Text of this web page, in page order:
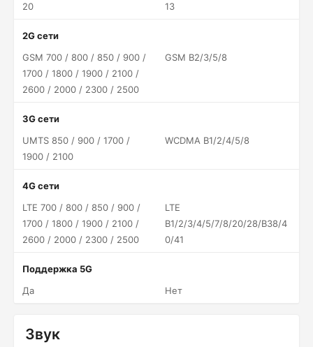
20
13
2G сети
GSM 700 / 800 / 850 / 900 /
1700 / 1800 / 1900 / 2100 /
2600 / 2000 / 2300 / 2500
GSM B2/3/5/8
3G сети
UMTS 850 / 900 / 1700 /
1900 / 2100
WCDMA B1/2/4/5/8
4G сети
LTE 700 / 800 / 850 / 900 /
1700 / 1800 / 1900 / 2100 /
2600 / 2000 / 2300 / 2500
LTE
B1/2/3/4/5/7/8/20/28/B38/4
0/41
Поддержка 5G
Да
Нет
Звук